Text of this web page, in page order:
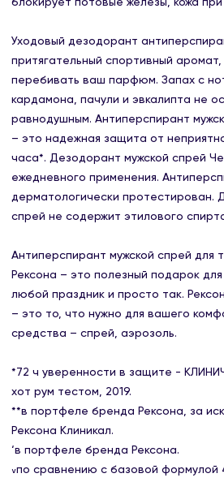
блокирует потовые железы, кожа
Уходовый дезодорант
притягательный спортивный
перебивать ваш парфюм. Запах с
кардамона, пачули и эвкалипта не
равнодушным. Антиперспирант
– это надежная защита от
часа*. Дезодорант мужской спрей
ежедневного применения.
дерматологически протестирован.
спрей не содержит этилового
Антиперспирант мужской спрей для
Рексона – это полезный подарок
любой праздник и просто так.
– это то, что нужно для вашего
средства – спрей, аэрозоль.
*72 ч уверенности в защите -
хот рум тестом, 2019.
**в портфеле бренда Рексона, за
Рексона Клиникал.
‘в портфеле бренда Рексона.
៴по сравнению с базовой формулой